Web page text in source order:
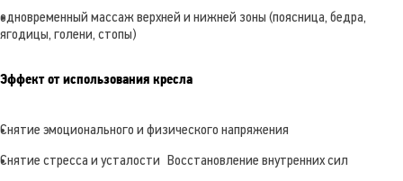
одновременный массаж верхней и нижней зоны (поясница, бедра,
ягодицы, голени, стопы)
Эффект от использования кресла
Снятие эмоционального и физического напряжения
Снятие стресса и усталости Восстановление внутренних сил